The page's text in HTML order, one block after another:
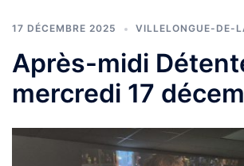
17 DÉCEMBRE 2025 VILLELONGUE-DE-
Après-midi
mercredi 17